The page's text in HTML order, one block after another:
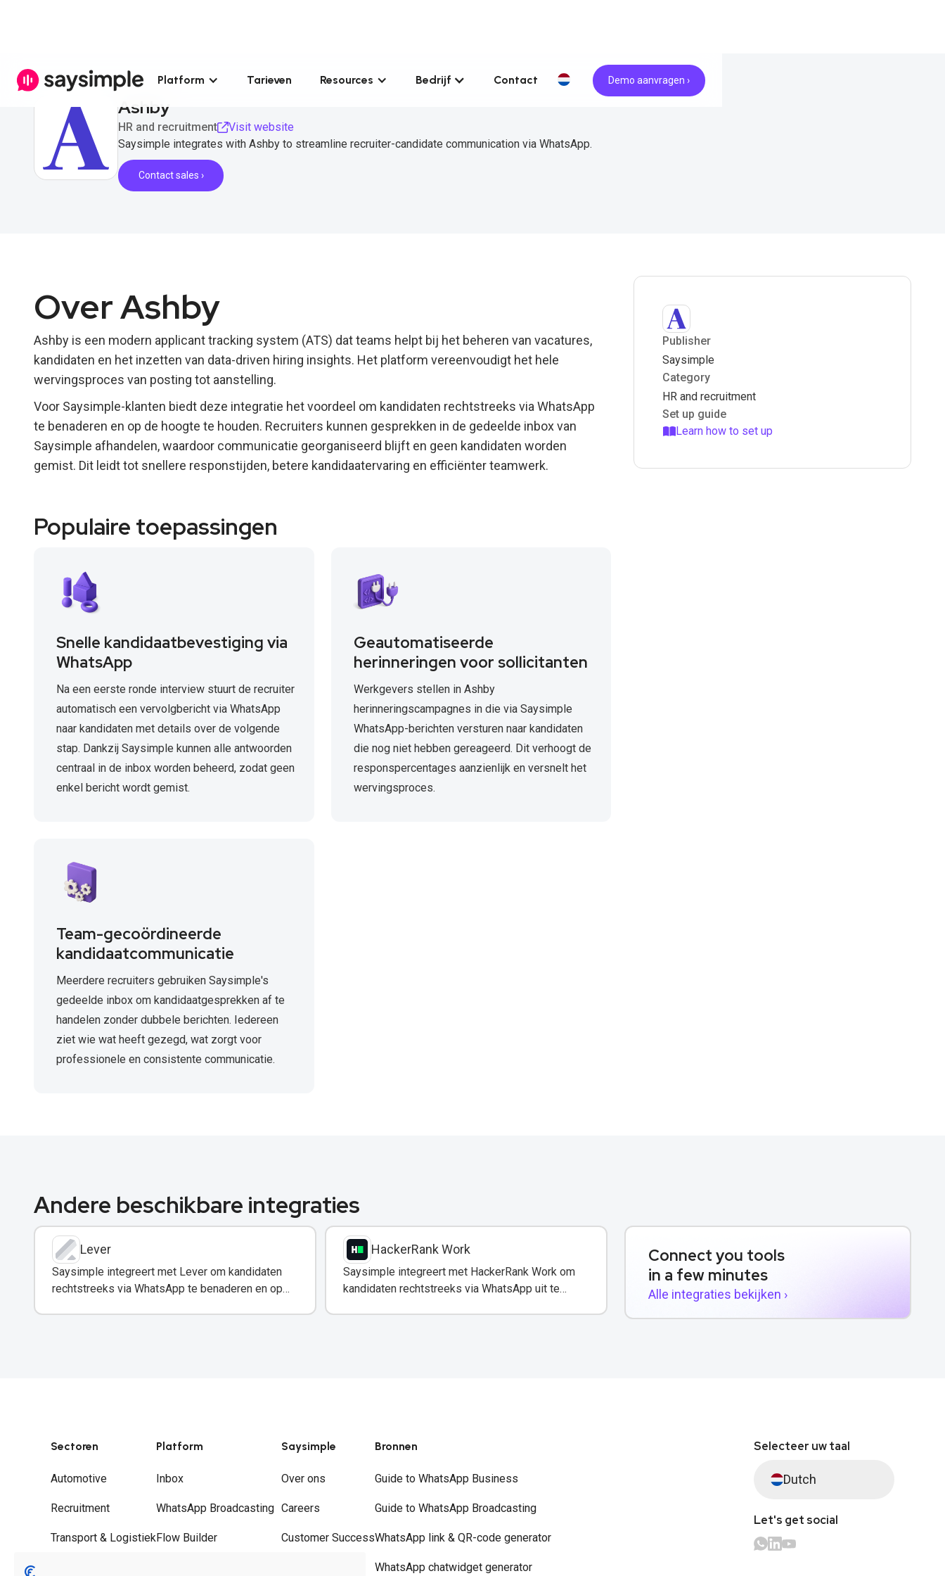
Platform Tarieven Resources Bedrijf Contact Demo aanvragen ›
Ashby
HR and recruitment
Visit website
Saysimple integrates with Ashby to streamline recruiter-candidate communication via WhatsApp.
Contact sales ›
Over Ashby
Ashby is een modern applicant tracking system (ATS) dat teams helpt bij het beheren van vacatures,
kandidaten en het inzetten van data-driven hiring insights. Het platform vereenvoudigt het hele
wervingsproces van posting tot aanstelling.
Voor Saysimple-klanten biedt deze integratie het voordeel om kandidaten rechtstreeks via WhatsApp
te benaderen en op de hoogte te houden. Recruiters kunnen gesprekken in de gedeelde inbox van
Saysimple afhandelen, waardoor communicatie georganiseerd blijft en geen kandidaten worden
gemist. Dit leidt tot snellere responstijden, betere kandidaatervaring en efficiënter teamwerk.
Populaire toepassingen
Snelle kandidaatbevestiging via
WhatsApp
Na een eerste ronde interview stuurt de recruiter
automatisch een vervolgbericht via WhatsApp
naar kandidaten met details over de volgende
stap. Dankzij Saysimple kunnen alle antwoorden
centraal in de inbox worden beheerd, zodat geen
enkel bericht wordt gemist.
Geautomatiseerde
herinneringen voor sollicitanten
Werkgevers stellen in Ashby
herinneringscampagnes in die via Saysimple
WhatsApp-berichten versturen naar kandidaten
die nog niet hebben gereageerd. Dit verhoogt de
responspercentages aanzienlijk en versnelt het
wervingsproces.
Team-gecoördineerde
kandidaatcommunicatie
Meerdere recruiters gebruiken Saysimple's
gedeelde inbox om kandidaatgesprekken af te
handelen zonder dubbele berichten. Iedereen
ziet wie wat heeft gezegd, wat zorgt voor
professionele en consistente communicatie.
Publisher
Saysimple
Category
HR and recruitment
Set up guide
Learn how to set up
Andere beschikbare integraties
Lever
Saysimple integreert met Lever om kandidaten
rechtstreeks via WhatsApp te benaderen en op
HackerRank Work
Saysimple integreert met HackerRank Work om
kandidaten rechtstreeks via WhatsApp uit te
Connect you tools
in a few minutes
Alle integraties bekijken ›
Sectoren
Automotive
Recruitment
Transport & Logistiek
Platform
Inbox
WhatsApp Broadcasting
Flow Builder
Saysimple
Over ons
Careers
Customer Success
Bronnen
Guide to WhatsApp Business
Guide to WhatsApp Broadcasting
WhatsApp link & QR-code generator
WhatsApp chatwidget generator
Selecteer uw taal
Dutch
Let's get social